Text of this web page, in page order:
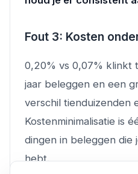
Fout 3: Kosten
0,20% vs 0,07% klinkt
jaar beleggen en een
verschil tienduizenden
Kostenminimalisatie is
dingen in beleggen die
hebt.